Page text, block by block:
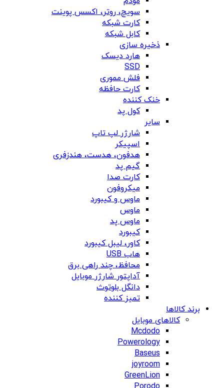
سویچ، روتر، اکسس پوینت
کارت شبکه
کابل شبکه
ذخیره سازی
هارد دیسک
SSD
فلش مموری
کارت حافظه
خنک کننده
کول پد
سایر
شارژر لپ تاپ
اسپیکر
هدفون، هدست، هندزفری
گیم پد
کارت صدا
میکروفون
ماوس و کیبورد
ماوس
ماوس پد
کیبورد
کاور، لیبل کیبورد
هاب USB
محافظ، چند راهی برق
آداپتور شارژر موبایل
دانگل بلوتوث
تمیز کننده
برند کالاها
کالاهای موبایل
Mcdodo
Powerology
Baseus
joyroom
GreenLion